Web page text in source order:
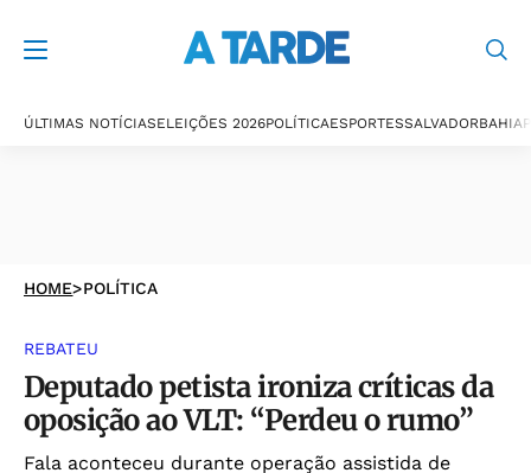
ÚLTIMAS NOTÍCIASELEIÇÕES 2026POLÍTICAESPORTESSALVADORBAHIA
HOME>POLÍTICA
REBATEU
Deputado petista ironiza críticas da
oposição ao VLT: “Perdeu o rumo”
Fala aconteceu durante operação assistida de